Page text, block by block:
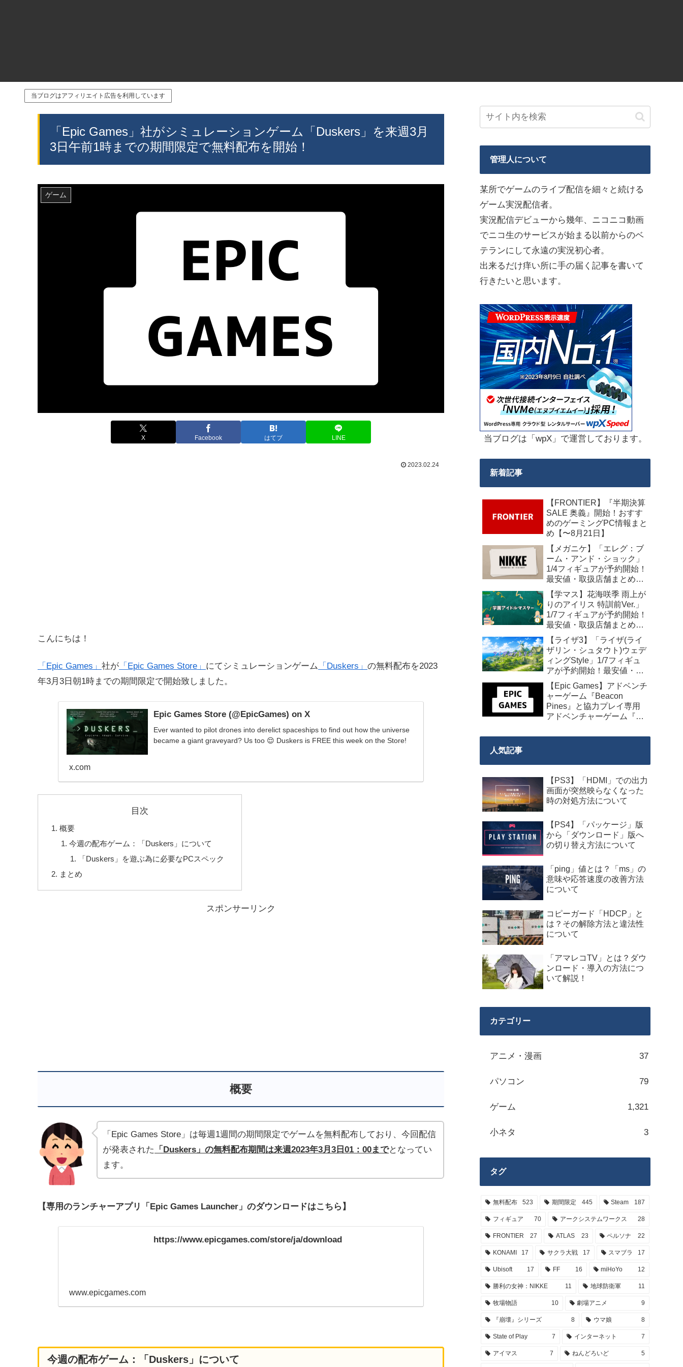
当ブログはアフィリエイト広告を利用しています
「Epic Games」社がシミュレーションゲーム「Duskers」を来週3月
3日午前1時までの期間限定で無料配布を開始！
ゲーム
X Facebook はてブ LINE
2023.02.24
こんにちは！
「Epic Games」 社が 「Epic Games Store」 にてシミュレーションゲーム 「Duskers」 の無料配布を2023
年3月3日朝1時までの期間限定で開始致しました。
Epic Games Store (@EpicGames) on X
Ever wanted to pilot drones into derelict spaceships to find out how the universe
became a giant graveyard? Us too 😌 Duskers is FREE this week on the Store!
x.com
目次
概要
今週の配布ゲーム：「Duskers」について
「Duskers」を遊ぶ為に必要なPCスペック
まとめ
スポンサーリンク
概要
「Epic Games Store」は毎週1週間の期間限定でゲームを無料配布しており、今回配信
が発表された
「Duskers」 の無料配布期間は来週2023年3月3 日01：00までとなってい
ます。
【専用のランチャーアプリ「Epic Games Launcher」のダウンロードはこちら】
https://www.epicgames.com/store/ja/download
www.epicgames.com
今週の配布ゲーム：「Duskers」について
管理人について
某所でゲームのライブ配信を細々と続ける
ゲーム実況配信者。
実況配信デビューから幾年、ニコニコ動画
でニコ生のサービスが始まる以前からのベ
テランにして永遠の実況初心者。
出来るだけ痒い所に手の届く記事を書いて
行きたいと思います。
当ブログは「wpX」で運営しております。
新着記事
【FRONTIER】『半期決算
SALE 奥義』開始！おすす
めのゲーミングPC情報まと
め【〜8月21日】
【メガニケ】「エレグ：ブ
ーム・アンド・ショック」
1/4フィギュアが予約開始！
最安値・取扱店舗まとめ
【2027年10月発売】
【学マス】花海咲季 雨上が
りのアイリス 特訓前Ver.」
1/7フィギュアが予約開始！
最安値・取扱店舗まとめ
【2027年4月発売】
【ライザ3】「ライザ(ライ
ザリン・シュタウト)ウェデ
ィングStyle」1/7フィギュ
アが予約開始！最安値・取
扱店舗まとめ【2027年4月
発売】
【Epic Games】アドベンチ
ャーゲーム『Beacon
Pines』と協力プレイ専用
アドベンチャーゲーム『We
料配布が来週2026年8月14
人気記事
【PS3】「HDMI」での出力
画面が突然映らなくなった
時の対処方法について
【PS4】「パッケージ」版
から「ダウンロード」版へ
の切り替え方法について
「ping」値とは？「ms」の
意味や応答速度の改善方法
について
コピーガード「HDCP」と
は？その解除方法と違法性
について
「アマレコTV」とは？ダウ
ンロード・導入の方法につ
いて解説！
カテゴリー
アニメ・漫画 37
パソコン 79
ゲーム 1,321
小ネタ 3
タグ
無料配布 523 期間限定 445 Steam 187
フィギュア 70 アークシステムワークス 28
FRONTIER 27 ATLAS 23 ペルソナ 22
KONAMI 17 サクラ大戦 17 スマブラ 17
Ubisoft 17 FF 16 miHoYo 12
勝利の女神：NIKKE 11 地球防衛軍 11
牧場物語 10 劇場アニメ 9
『崩壊』シリーズ 8 ウマ娘 8
State of Play 7 インターネット 7
アイマス 7 ねんどろいど 5